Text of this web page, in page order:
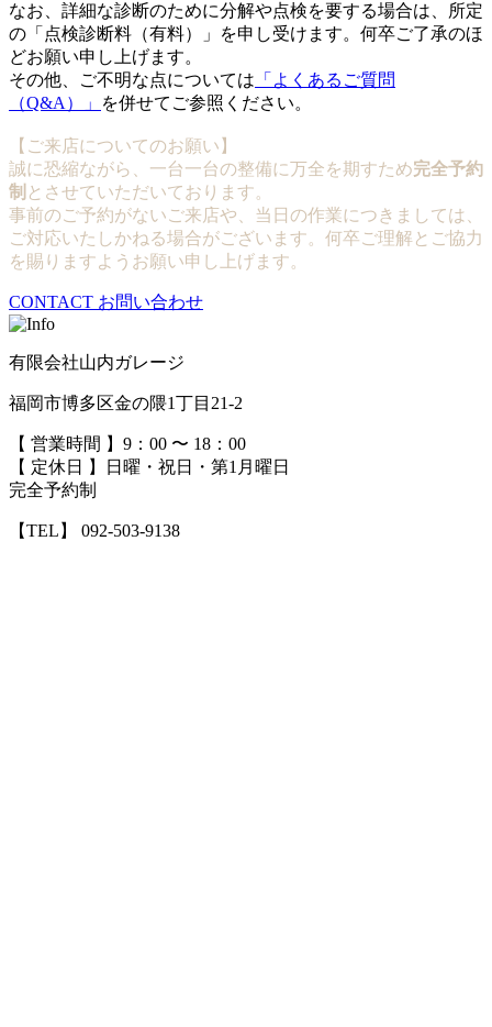
なお、詳細な診断のために分解や点検を要する場合は、所定
の「点検診断料（有料）」を申し受けます。何卒ご了承のほ
どお願い申し上げます。
その他、ご不明な点については 「よくあるご質問
（Q&A）」
を併せてご参照ください。
【ご来店についてのお願い】
誠に恐縮ながら、一台一台の整備に万全を期すため完全予約
制 とさせていただいております。
事前のご予約がないご来店や、当日の作業につきましては、
ご対応いたしかねる場合がございます。何卒ご理解とご協力
を賜りますようお願い申し上げます。
CONTACT お問い合わせ
有限会社山内ガレージ
福岡市博多区金の隈1丁目21-2
【 営業時間 】9：00 〜 18：00
【 定休日 】日曜・祝日・第1月曜日
完全予約制
【TEL】 092-503-9138